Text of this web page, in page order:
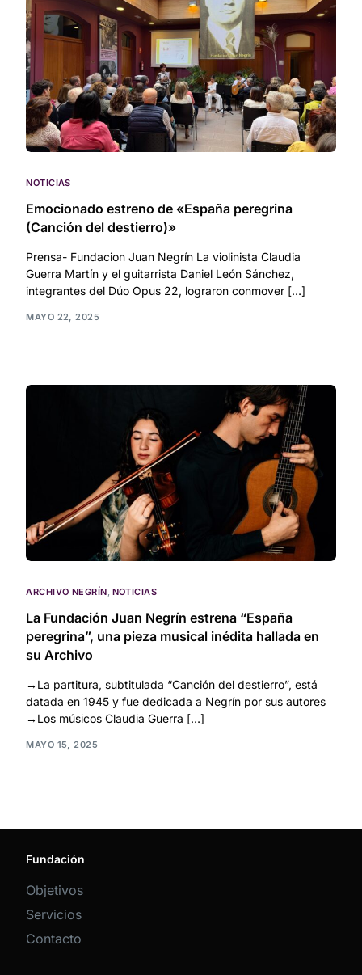
NOTICIAS
Emocionado estreno de «España peregrina
(Canción del destierro)»
Prensa- Fundacion Juan Negrín La violinista Claudia
Guerra Martín y el guitarrista Daniel León Sánchez,
integrantes del Dúo Opus 22, lograron conmover […]
MAYO 22, 2025
ARCHIVO NEGRÍN, NOTICIAS
La Fundación Juan Negrín estrena “España
peregrina”, una pieza musical inédita hallada en
su Archivo
→La partitura, subtitulada “Canción del destierro”, está
datada en 1945 y fue dedicada a Negrín por sus autores
→Los músicos Claudia Guerra […]
MAYO 15, 2025
Fundación
Objetivos
Servicios
Contacto